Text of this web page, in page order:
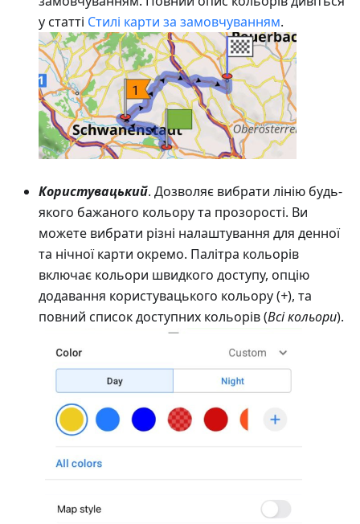
у статті Стилі карти за замовчуванням.
Користувацький. Дозволяє вибрати лінію будь-
якого бажаного кольору та прозорості. Ви
можете вибрати різні налаштування для денної
та нічної карти окремо. Палітра кольорів
включає кольори швидкого доступу, опцію
додавання користувацького кольору (+), та
повний список доступних кольорів (Всі кольори).